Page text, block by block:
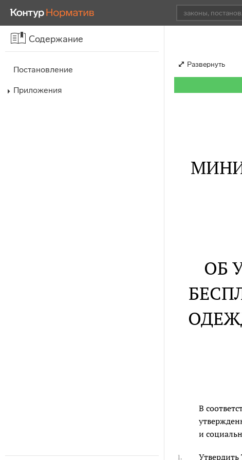
Содержание
Постановление
Приложения
Развернуть
ОБ
В
и
1.